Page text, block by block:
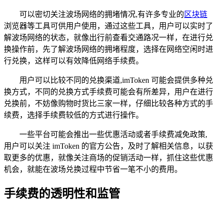
可以密切关注波场网络的拥堵情况,有许多专业的 区块链
浏览器等工具可供用户使用，通过这些工具，用户可以实时了
解波场网络的状态，就像出行前查看交通路况一样，在进行兑
换操作前，先了解波场网络的拥堵程度，选择在网络空闲时进
行兑换，这样可以有效降低网络手续费。
用户可以比较不同的兑换渠道,imToken 可能会提供多种兑
换方式，不同的兑换方式手续费可能会有所差异，用户在进行
兑换前，不妨像购物时货比三家一样，仔细比较各种方式的手
续费，选择手续费较低的方式进行操作。
一些平台可能会推出一些优惠活动或者手续费减免政策,
用户可以关注 imToken 的官方公告，及时了解相关信息，以获
取更多的优惠，就像关注商场的促销活动一样，抓住这些优惠
机会，就能在波场兑换过程中节省一笔不小的费用。
手续费的透明性和监管